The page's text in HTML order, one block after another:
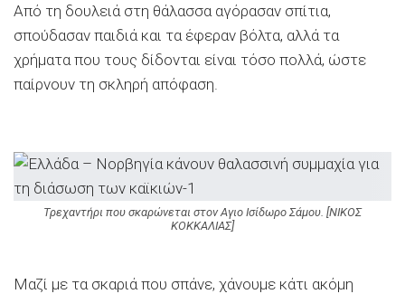
Από τη δουλειά στη θάλασσα αγόρασαν σπίτια,
σπούδασαν παιδιά και τα έφεραν βόλτα, αλλά τα
χρήματα που τους δίδονται είναι τόσο πολλά, ώστε
παίρνουν τη σκληρή απόφαση.
Τρεχαντήρι που σκαρώνεται στον Αγιο Ισίδωρο Σάμου. [ΝΙΚΟΣ
ΚΟΚΚΑΛΙΑΣ]
Μαζί με τα σκαριά που σπάνε, χάνουμε κάτι ακόμη